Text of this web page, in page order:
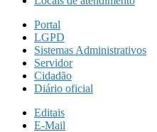
Portal
LGPD
Sistemas Administrativos
Servidor
Cidadão
Diário oficial
Editais
E-Mail